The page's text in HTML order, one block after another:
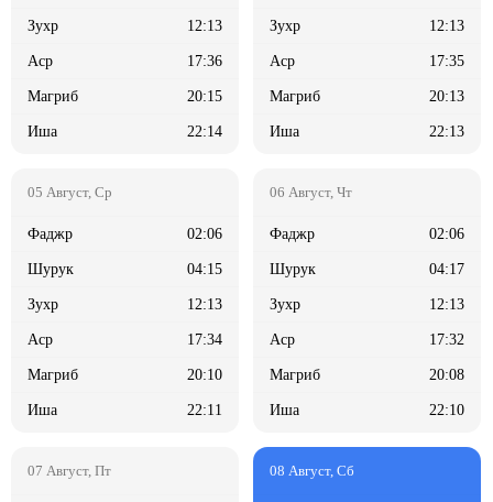
12:13
17:36
20:15
22:14
12:13
17:35
20:13
22:13
02:06
04:15
12:13
17:34
20:10
22:11
02:06
04:17
12:13
17:32
20:08
22:10